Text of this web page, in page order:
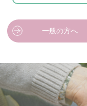
一般の方へ